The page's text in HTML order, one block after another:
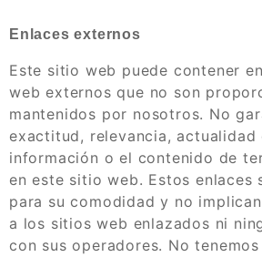
Enlaces externos
Este sitio web puede contener
web externos que no son
mantenidos por nosotros. No
exactitud, relevancia,
información o el contenido de
en este sitio web. Estos enlaces
para su comodidad y no
a los sitios web enlazados ni
con sus operadores. No